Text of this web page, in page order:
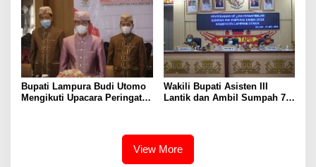
Dengan Kebiasaan Baru di
Masa Pandemi
Bupati Lampura Budi Utomo
Mengikuti Upacara Peringatan
Wakili Bupati Asisten III
Lantik dan Ambil Sumpah 79
View More